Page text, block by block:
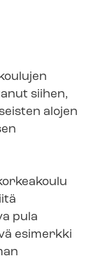
siihen,
alojen
pula
esimerkki